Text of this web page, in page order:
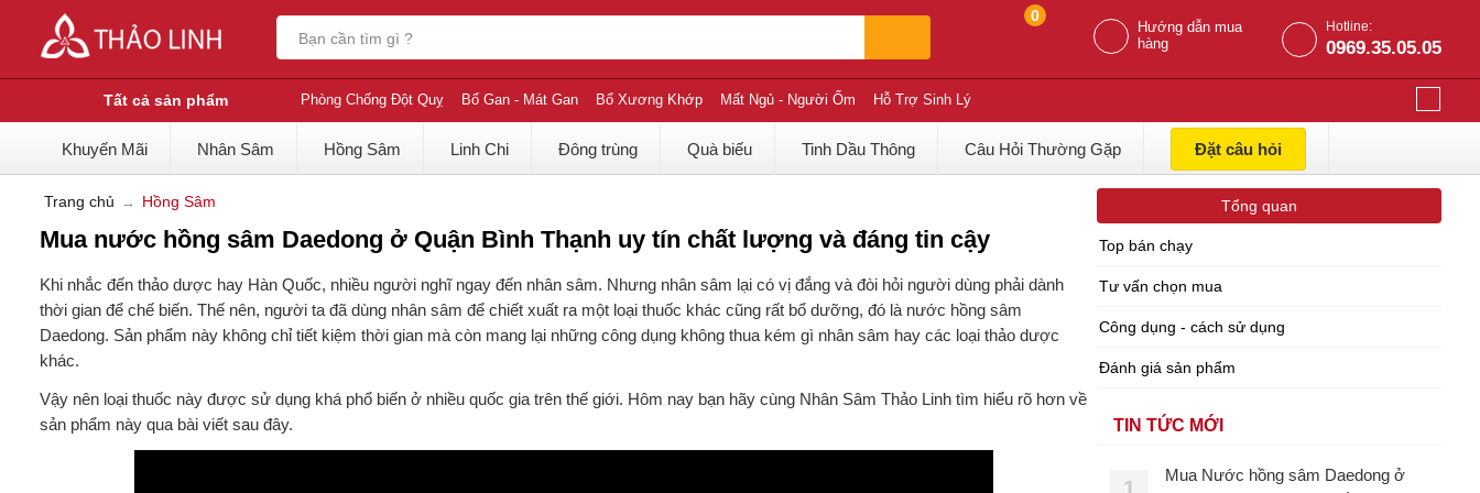
0
Hướng dẫn mua
hàng
Hotline:
0969.35.05.05
Tất cả sản phẩm Phòng Chống Đột Quỵ Bổ Gan - Mát Gan Bổ Xương Khớp Mất Ngủ - Người Ốm Hỗ Trợ Sinh Lý
Khuyến Mãi Nhân Sâm Hồng Sâm Linh Chi Đông trùng Quà biếu Tinh Dầu Thông Câu Hỏi Thường Gặp Đặt câu hỏi
Trang chủ Hồng Sâm
Mua nước hồng sâm Daedong ở Quận Bình Thạnh uy tín chất lượng và đáng tin cậy
Khi nhắc đến thảo dược hay Hàn Quốc, nhiều người nghĩ ngay đến nhân sâm. Nhưng nhân sâm lại có vị đắng và đòi hỏi người dùng phải dành
thời gian để chế biến. Thế nên, người ta đã dùng nhân sâm để chiết xuất ra một loại thuốc khác cũng rất bổ dưỡng, đó là nước hồng sâm
Daedong. Sản phẩm này không chỉ tiết kiệm thời gian mà còn mang lại những công dụng không thua kém gì nhân sâm hay các loại thảo dược
khác.
Vậy nên loại thuốc này được sử dụng khá phổ biến ở nhiều quốc gia trên thế giới. Hôm nay bạn hãy cùng Nhân Sâm Thảo Linh tìm hiểu rõ hơn về
sản phẩm này qua bài viết sau đây.
Tổng quan
Top bán chạy
Tư vấn chọn mua
Công dụng - cách sử dụng
Đánh giá sản phẩm
TIN TỨC MỚI
Mua Nước hồng sâm Daedong ở